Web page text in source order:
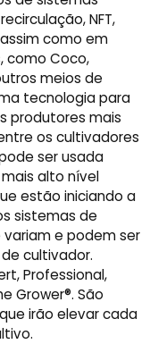
NFT,
como em
como Coco,
meios de
tecnologia para
produtores mais
os cultivadores
ser usada
alto nível
estão iniciando a
sistemas de
e podem ser
cultivador.
Professional,
Grower®. São
irão elevar cada